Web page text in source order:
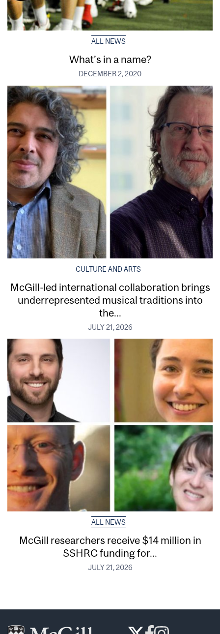
ALL NEWS
What’s in a name?
DECEMBER 2, 2020
CULTURE AND ARTS
McGill-led international collaboration brings
underrepresented musical traditions into
the...
JULY 21, 2026
ALL NEWS
McGill researchers receive $14 million in
SSHRC funding for...
JULY 21, 2026